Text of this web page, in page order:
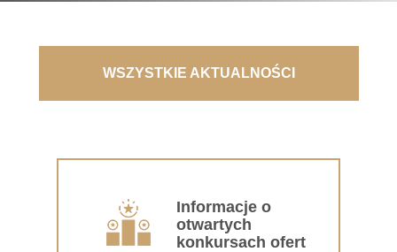
WSZYSTKIE AKTUALNOŚCI
Informacje o
otwartych
konkursach ofert